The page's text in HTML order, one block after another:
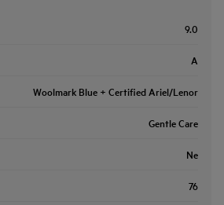
9.0
A
Woolmark Blue + Certified Ariel/Lenor
Gentle Care
Ne
76